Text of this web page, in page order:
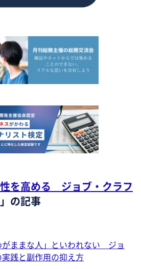
を高める ジョブ・クラフ
」の記事
がままな人」といわれない ジョ
践と副作用の抑え方